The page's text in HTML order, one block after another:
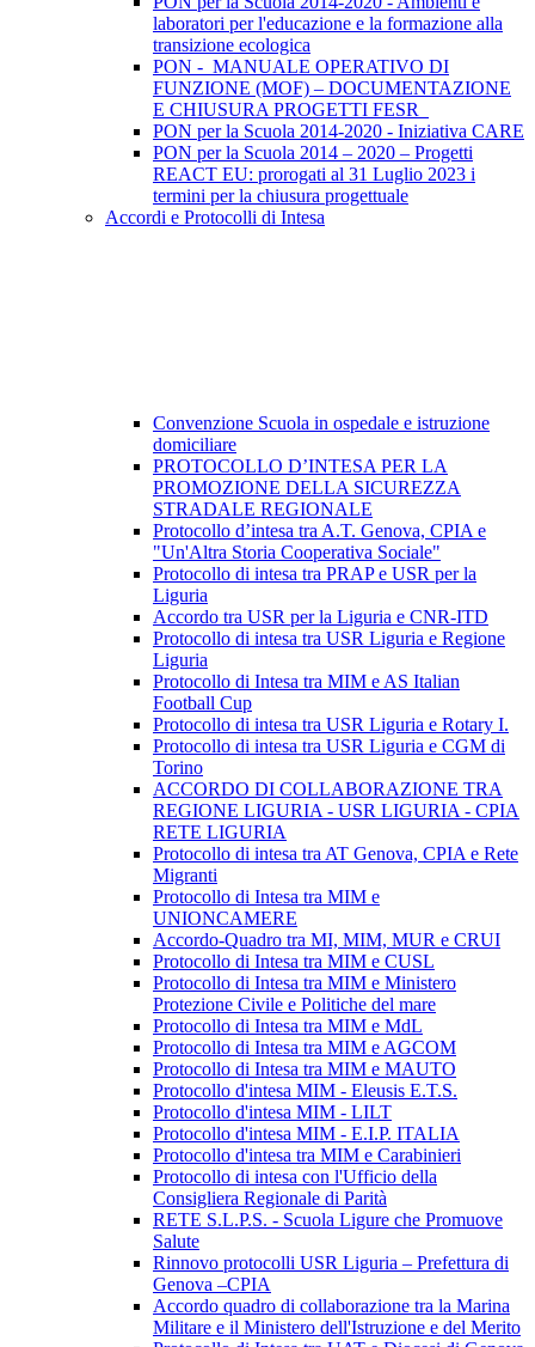
laboratori per l'educazione e la formazione alla
transizione ecologica
PON - MANUALE OPERATIVO DI
FUNZIONE (MOF) – DOCUMENTAZIONE
E CHIUSURA PROGETTI FESR
PON per la Scuola 2014-2020 - Iniziativa CARE
PON per la Scuola 2014 – 2020 – Progetti
REACT EU: prorogati al 31 Luglio 2023 i
termini per la chiusura progettuale
Accordi e Protocolli di Intesa
Convenzione Scuola in ospedale e istruzione
domiciliare
PROTOCOLLO D’INTESA PER LA
PROMOZIONE DELLA SICUREZZA
STRADALE REGIONALE
Protocollo d’intesa tra A.T. Genova, CPIA e
"Un'Altra Storia Cooperativa Sociale"
Protocollo di intesa tra PRAP e USR per la
Liguria
Accordo tra USR per la Liguria e CNR-ITD
Protocollo di intesa tra USR Liguria e Regione
Liguria
Protocollo di Intesa tra MIM e AS Italian
Football Cup
Protocollo di intesa tra USR Liguria e Rotary I.
Protocollo di intesa tra USR Liguria e CGM di
Torino
ACCORDO DI COLLABORAZIONE TRA
REGIONE LIGURIA - USR LIGURIA - CPIA
RETE LIGURIA
Protocollo di intesa tra AT Genova, CPIA e Rete
Migranti
Protocollo di Intesa tra MIM e
UNIONCAMERE
Accordo-Quadro tra MI, MIM, MUR e CRUI
Protocollo di Intesa tra MIM e CUSL
Protocollo di Intesa tra MIM e Ministero
Protezione Civile e Politiche del mare
Protocollo di Intesa tra MIM e MdL
Protocollo di Intesa tra MIM e AGCOM
Protocollo di Intesa tra MIM e MAUTO
Protocollo d'intesa MIM - Eleusis E.T.S.
Protocollo d'intesa MIM - LILT
Protocollo d'intesa MIM - E.I.P. ITALIA
Protocollo d'intesa tra MIM e Carabinieri
Protocollo di intesa con l'Ufficio della
Consigliera Regionale di Parità
RETE S.L.P.S. - Scuola Ligure che Promuove
Salute
Rinnovo protocolli USR Liguria – Prefettura di
Genova –CPIA
Accordo quadro di collaborazione tra la Marina
Militare e il Ministero dell'Istruzione e del Merito